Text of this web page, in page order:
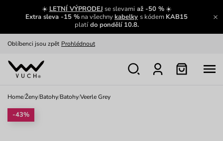
☀️ LETNÍ VÝPRODEJ se slevamiaž -50 %☀️
Extra sleva -15 % na všechnykabelky s kódem KAB15
platído pondělí 10.8.
Zajímavosti ze světa Vuch:
Zobrazit
Oblíbenci jsou zpět Prohlédnout
Nech se inspirovat
Home/Ženy/Batohy/Batohy/Veerle Grey
-43%